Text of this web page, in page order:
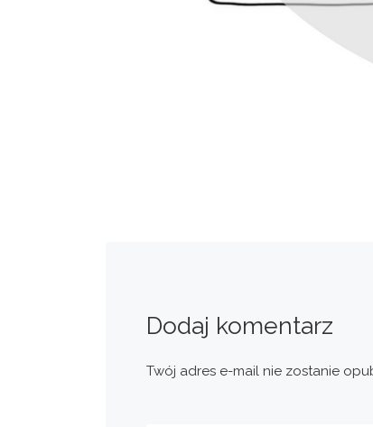
Dodaj komentarz
Twój adres e-mail nie zostanie